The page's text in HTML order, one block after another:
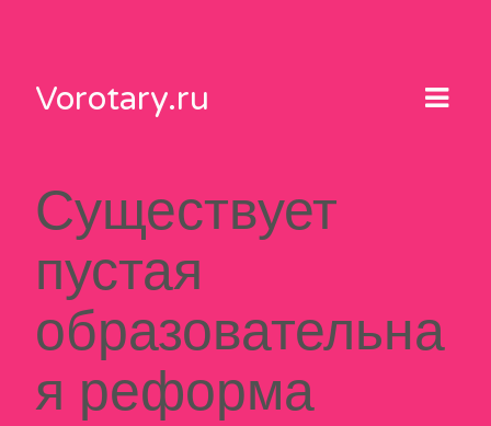
contentVorotary.ru
Существует
пустая
образовательна
я реформа